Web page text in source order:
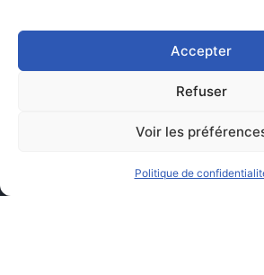
Accepter
Refuser
Voir les
Politique de